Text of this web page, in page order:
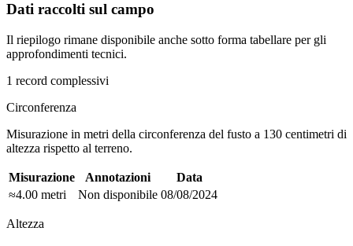
Dati raccolti sul campo
Il riepilogo rimane disponibile anche sotto forma tabellare per gli
approfondimenti tecnici.
1 record complessivi
Circonferenza
Misurazione in metri della circonferenza del fusto a 130 centimetri di
altezza rispetto al terreno.
Misurazione Annotazioni
Data
≈4.00 metri
Non disponibile 08/08/2024
Altezza